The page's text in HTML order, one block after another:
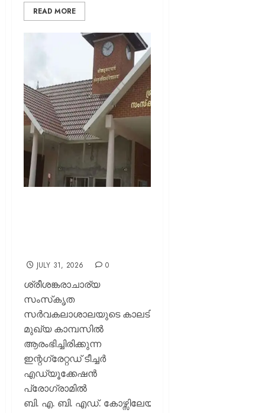
READ MORE
JULY 31, 2026 0
ശ്രീശങ്കരാചാര്യ
സംസ്‌കൃത
സർവകലാശാലയുടെ കാലടി
മുഖ്യ കാമ്പസില്‍
ആരംഭിച്ചിരിക്കുന്ന
ഇന്റഗ്രേറ്റഡ് ടീച്ചര്‍
എഡ്യൂക്കേഷന്‍
പ്രോഗ്രാമില്‍
ബി. എ. ബി. എഡ്. കോഴ്സിലേയ്ക്കുള്ള